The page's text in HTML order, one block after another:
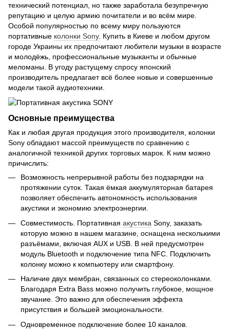
технический потенциал, но также заработала безупречную
репутацию и целую армию почитатели и во всём мире.
Особой популярностью по всему миру пользуются
портативные колонки Sony. Купить в Киеве и любом другом
городе Украины их предпочитают любители музыки в возрасте
и молодёжь, профессиональные музыканты и обычные
меломаны. В угоду растущему спросу японский
производитель предлагает всё более новые и совершенные
модели такой аудиотехники.
Основные преимущества
Как и любая другая продукция этого производителя, колонки
Sony обладают массой преимуществ по сравнению с
аналогичной техникой других торговых марок. К ним можно
причислить:
Возможность непрерывной работы без подзарядки на
протяжении суток. Такая ёмкая аккумуляторная батарея
позволяет обеспечить автономность использования
акустики и экономию электроэнергии.
Совместимость. Портативная акустика Sony, заказать
которую можно в нашем магазине, оснащена несколькими
разъёмами, включая AUX и USB. В ней предусмотрен
модуль Bluetooth и подключение типа NFC. Подключить
колонку можно к компьютеру или смартфону.
Наличие двух мембран, связанных со стереоколонками.
Благодаря Extra Bass можно получить глубокое, мощное
звучание. Это важно для обеспечения эффекта
присутствия и большей эмоциональности.
Одновременное подключение более 10 каналов.